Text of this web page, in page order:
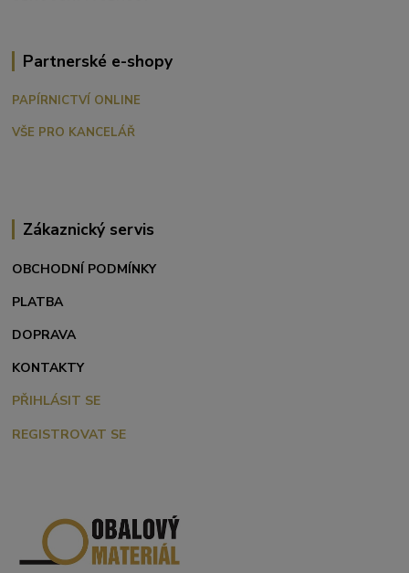
Partnerské e-shopy
PAPÍRNICTVÍ ONLINE
VŠE PRO KANCELÁŘ
Zákaznický servis
OBCHODNÍ PODMÍNKY
PLATBA
DOPRAVA
KONTAKTY
PŘIHLÁSIT SE
REGISTROVAT SE